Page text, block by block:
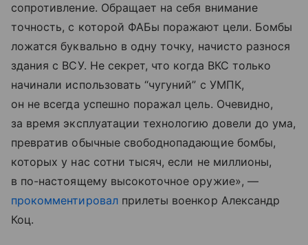
сопротивление. Обращает на себя внимание
точность, с которой ФАБы поражают цели. Бомбы
ложатся буквально в одну точку, начисто разнося
здания с ВСУ. Не секрет, что когда ВКС только
начинали использовать “чугуний” с УМПК,
он не всегда успешно поражал цель. Очевидно,
за время эксплуатации технологию довели до ума,
превратив обычные свободнопадающие бомбы,
которых у нас сотни тысяч, если не миллионы,
в по-настоящему высокоточное оружие», —
прокомментировалприлеты военкор Александр
Коц.